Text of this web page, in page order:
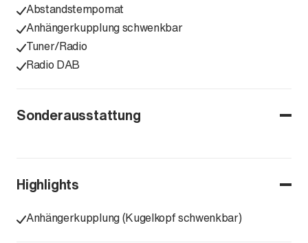
Abstandstempomat
Anhängerkupplung schwenkbar
Tuner/Radio
Radio DAB
Sonderausstattung
Highlights
Anhängerkupplung (Kugelkopf schwenkbar)